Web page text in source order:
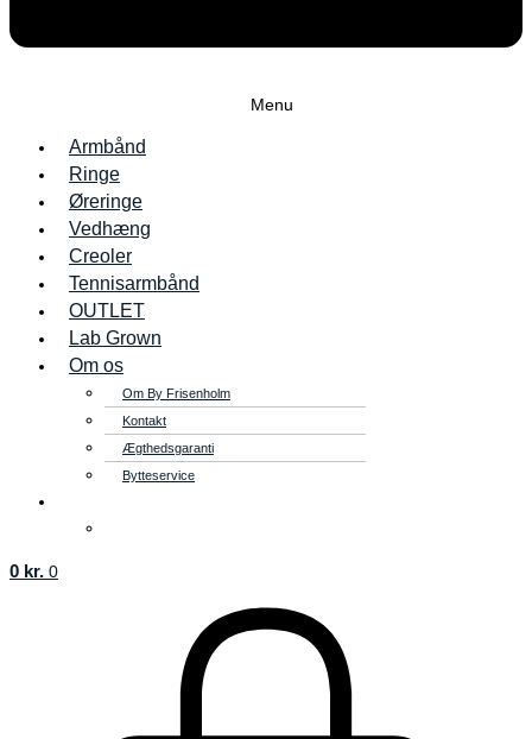
Menu
Armbånd
Ringe
Øreringe
Vedhæng
Creoler
Tennisarmbånd
OUTLET
Lab Grown
Om os
Om By Frisenholm
Kontakt
Ægthedsgaranti
Bytteservice
0 kr. 0